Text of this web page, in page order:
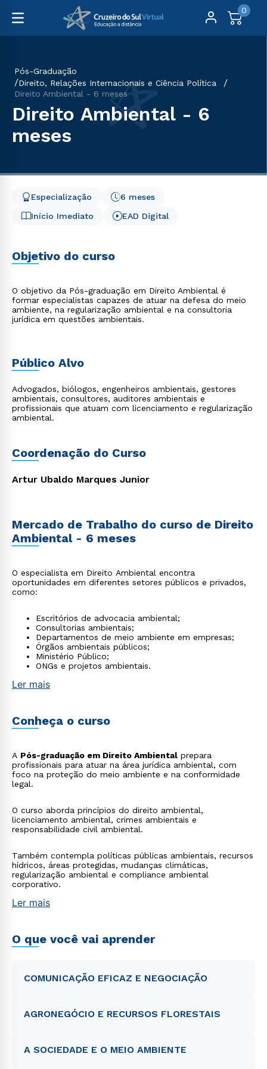
0
Pós-Graduação
Direito, Relações Internacionais e Ciência Política
Direito Ambiental - 6 meses
Direito Ambiental - 6
meses
Início Imediato
6 meses
Especialização
EAD Digital
Objetivo do curso
O objetivo da Pós-graduação em Direito Ambiental é
formar especialistas capazes de atuar na defesa do meio
ambiente, na regularização ambiental e na consultoria
jurídica em questões ambientais.
Público Alvo
Advogados, biólogos, engenheiros ambientais, gestores
ambientais, consultores, auditores ambientais e
profissionais que atuam com licenciamento e regularização
ambiental.
Coordenação do Curso
Artur Ubaldo Marques Junior
Mercado de Trabalho do curso de Direito
Ambiental - 6 meses
O especialista em Direito Ambiental encontra
oportunidades em diferentes setores públicos e privados,
como:
Escritórios de advocacia ambiental;
Consultorias ambientais;
Departamentos de meio ambiente em empresas;
Órgãos ambientais públicos;
Ministério Público;
ONGs e projetos ambientais.
Ler mais
Conheça o curso
A Pós-graduação em Direito Ambiental prepara
profissionais para atuar na área jurídica ambiental, com
foco na proteção do meio ambiente e na conformidade
legal.
O curso aborda princípios do direito ambiental,
licenciamento ambiental, crimes ambientais e
responsabilidade civil ambiental.
Também contempla políticas públicas ambientais, recursos
hídricos, áreas protegidas, mudanças climáticas,
regularização ambiental e compliance ambiental
corporativo.
Ler mais
O que você vai aprender
COMUNICAÇÃO EFICAZ E NEGOCIAÇÃO
AGRONEGÓCIO E RECURSOS FLORESTAIS
A SOCIEDADE E O MEIO AMBIENTE